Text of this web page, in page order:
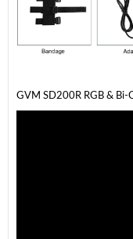
GVM SD200R RGB & Bi-